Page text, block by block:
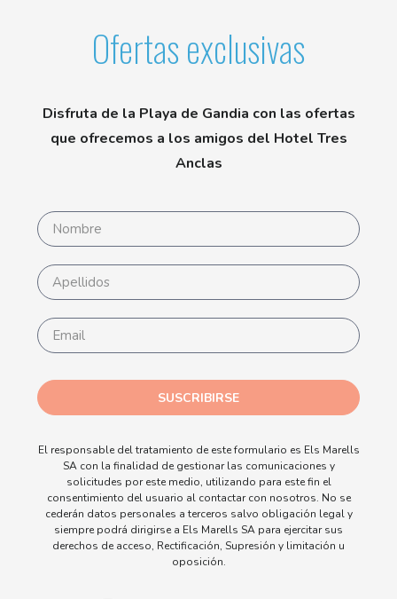
Ofertas exclusivas
Disfruta de la Playa de Gandia con las ofertas
que ofrecemos a los amigos del Hotel Tres
Anclas
SUSCRIBIRSE
El responsable del tratamiento de este formulario es Els Marells
SA con la finalidad de gestionar las comunicaciones y
solicitudes por este medio, utilizando para este fin el
consentimiento del usuario al contactar con nosotros. No se
cederán datos personales a terceros salvo obligación legal y
siempre podrá dirigirse a Els Marells SA para ejercitar sus
derechos de acceso, Rectificación, Supresión y limitación u
oposición.